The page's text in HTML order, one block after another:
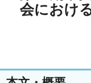
会におけ